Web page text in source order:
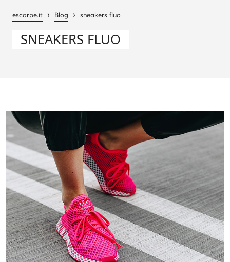
escarpe.it › Blog › sneakers fluo
SNEAKERS FLUO